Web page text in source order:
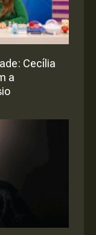
Cecília
a